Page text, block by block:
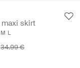
skirt
M L
34.99 €